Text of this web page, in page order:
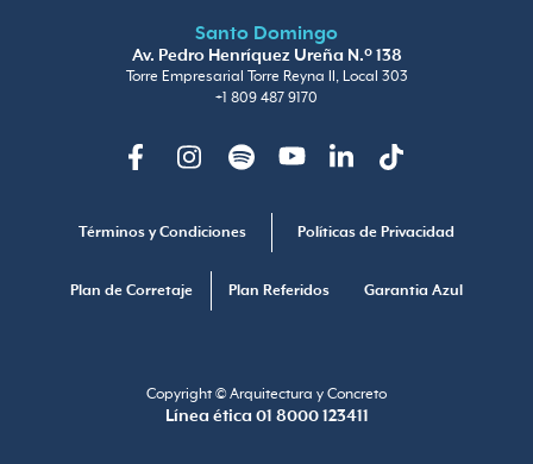
Santo Domingo
Av. Pedro Henríquez Ureña N.º 138
Torre Empresarial Torre Reyna II, Local 303
+1 809 487 9170
Términos y Condiciones Políticas de Privacidad
Plan de Corretaje Plan Referidos Garantia Azul
FacebookInstagramSpotify YoutubeLinkedinTikTok
Copyright © Arquitectura y Concreto
Línea ética 01 8000 123411